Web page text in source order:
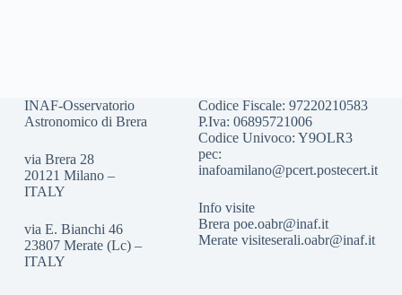
INAF-Osservatorio
Astronomico di Brera
via Brera 28
20121 Milano –
ITALY
via E. Bianchi 46
23807 Merate (Lc) –
ITALY
Codice Fiscale: 97220210583
P.Iva: 06895721006
Codice Univoco: Y9OLR3
pec:
inafoamilano@pcert.postecert.it
Info visite
Brerapoe.oabr@inaf.it
Meratevisiteserali.oabr@inaf.it